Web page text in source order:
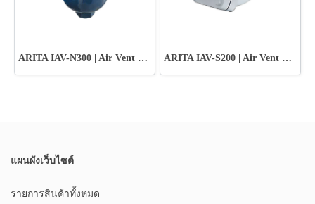
ARITA IAV-N300 | Air Vent Valve Ductile Iron ARITA IAV-S200 | Air Vent Valve Cast Iron
แผนผังเว็บไซต์
รายการสินค้าทั้งหมด